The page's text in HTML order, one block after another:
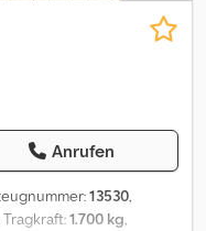
Anrufen
13530,
Tragkraft:1.700 kg,